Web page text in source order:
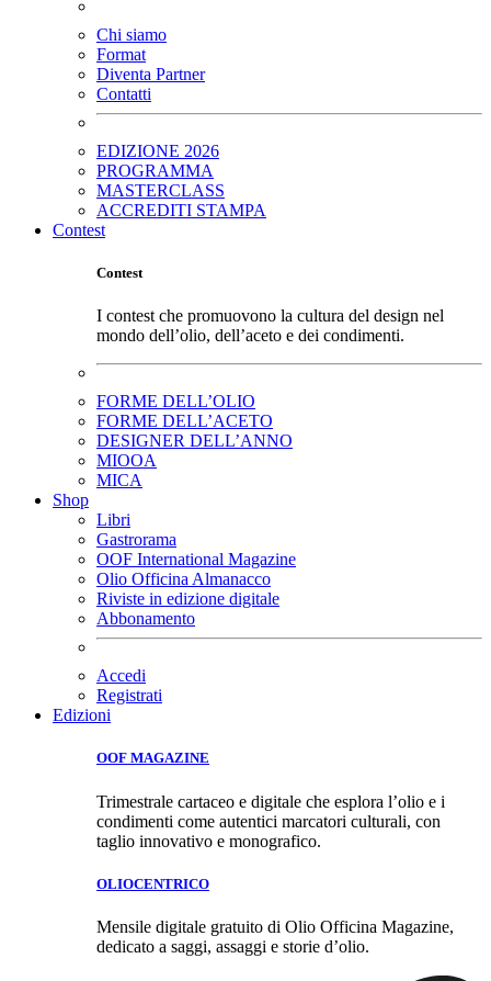
Chi siamo
Format
Diventa Partner
Contatti
EDIZIONE 2026
PROGRAMMA
MASTERCLASS
ACCREDITI STAMPA
Contest
Contest
I contest che promuovono la cultura del design nel
mondo dell’olio, dell’aceto e dei condimenti.
FORME DELL’OLIO
FORME DELL’ACETO
DESIGNER DELL’ANNO
MIOOA
MICA
Shop
Libri
Gastrorama
OOF International Magazine
Olio Officina Almanacco
Riviste in edizione digitale
Abbonamento
Accedi
Registrati
Edizioni
OOF MAGAZINE
Trimestrale cartaceo e digitale che esplora l’olio e i
condimenti come autentici marcatori culturali, con
taglio innovativo e monografico.
OLIOCENTRICO
Mensile digitale gratuito di Olio Officina Magazine,
dedicato a saggi, assaggi e storie d’olio.